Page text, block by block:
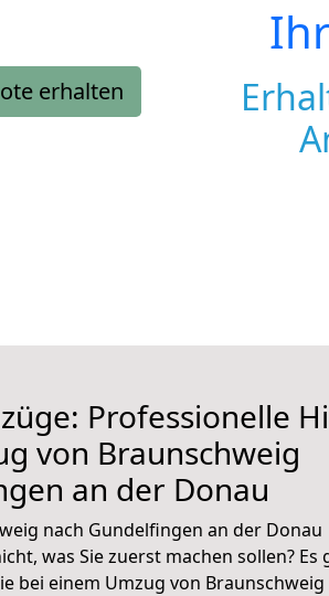
erhalten
Professionelle
von Braunschweig
an der Donau
nach Gundelfingen an der Donau
was Sie zuerst machen sollen? Es
bei einem Umzug von Braunschweig